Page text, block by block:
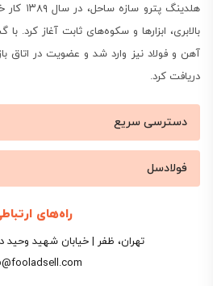
هلدینگ
بالابری، ابزارها و سکوه‌های ثابت آغاز
آهن و فولاد نیز وارد شد و عضویت در اتاق
دریافت کرد.
دسترسی سریع
فولادسل
راه‌های
تهران، ظفر | خیابان شهید وحید